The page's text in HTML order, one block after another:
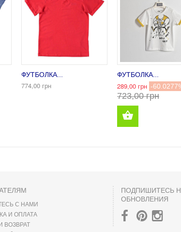
ФУТБОЛКА...
774,00 грн
ФУТБОЛКА...
289,00 грн -
723,00 грн
С НАМИ
И ОПЛАТА
ВОЗВРАТ
ПОДПИШИТЕСЬ
ОБНОВЛЕНИЯ